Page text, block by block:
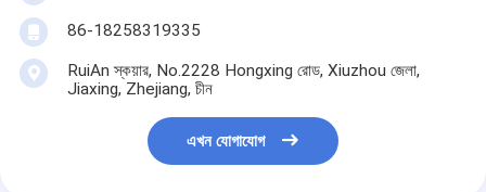
86-18258319335
RuiAn স্কয়ার, No.2228 Hongxing রোড, Xiuzhou জেলা,
Jiaxing, Zhejiang, চীন
এখন যোগাযোগ